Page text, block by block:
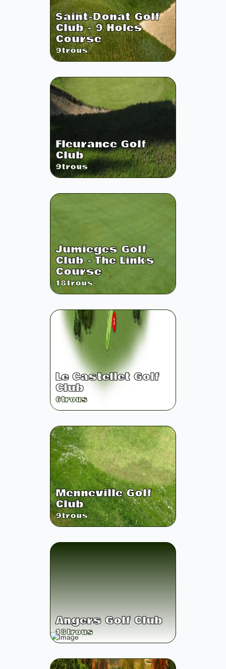
Saint-Donat Golf
Club - 9 Holes
Course
9trous
Fleurance Golf
Club
9trous
Jumieges Golf
Club - The Links
Course
18trous
Le Castellet Golf
Club
6trous
Menneville Golf
Club
9trous
Angers Golf Club
18trous